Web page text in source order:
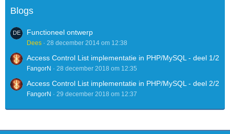
Blogs
Functioneel ontwerp
Dees 28 december 2014 om 12:38
Access Control List implementatie in PHP/MySQL - deel 1/2
FangorN 28 december 2018 om 12:35
Access Control List implementatie in PHP/MySQL - deel 2/2
FangorN 29 december 2018 om 12:37